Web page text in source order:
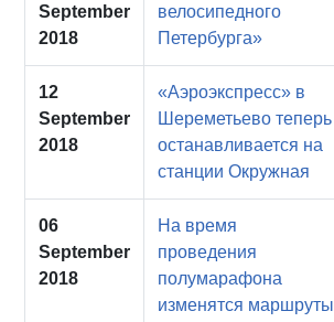
September
2018
велосипедного
Петербурга»
12
September
2018
«Аэроэкспресс» в
Шереметьево теперь
останавливается на
станции Окружная
06
September
2018
На время
проведения
полумарафона
изменятся маршруты